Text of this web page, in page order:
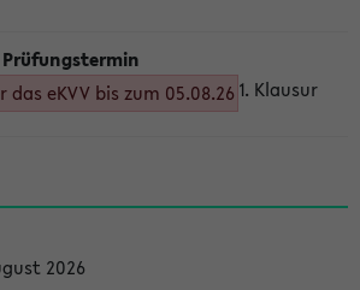
eKVV bis zum 05.08.26 1. Klausur
2026